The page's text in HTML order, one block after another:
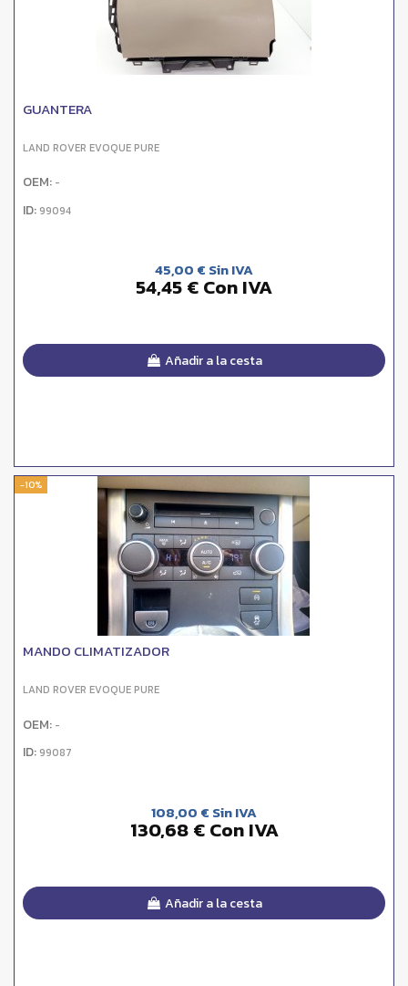
GUANTERA
LAND ROVER EVOQUE PURE
OEM: -
ID: 99094
45,00 € Sin IVA
54,45 € Con IVA
Añadir a la cesta
-10%
MANDO CLIMATIZADOR
LAND ROVER EVOQUE PURE
OEM: -
ID: 99087
108,00 € Sin IVA
130,68 € Con IVA
Añadir a la cesta